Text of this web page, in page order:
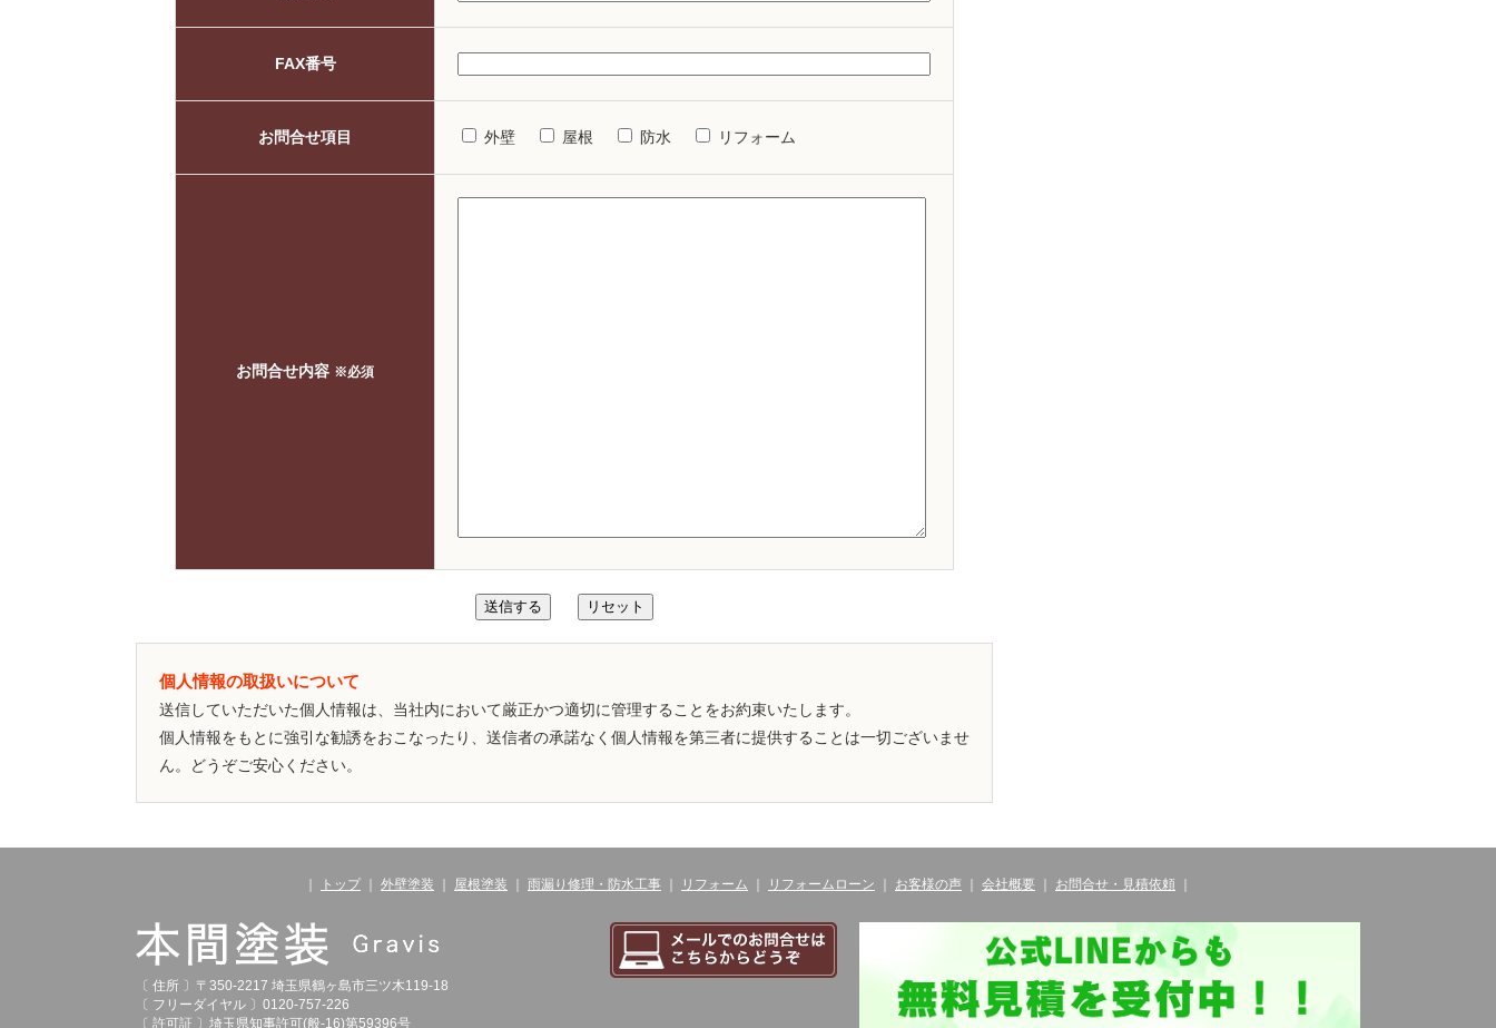
FAX番号
お問合せ項目 外壁 屋根 防水 リフォーム
お問合せ内容 ※必須
個人情報の取扱いについて
送信していただいた個人情報は、当社内において厳正かつ適切に管理することをお約束いたします。
個人情報をもとに強引な勧誘をおこなったり、送信者の承諾なく個人情報を第三者に提供することは一切ございませ
ん。どうぞご安心ください。
トップ 外壁塗装 屋根塗装 雨漏り修理・防水工事 リフォーム リフォームローン お客様の声 会社概要 お問合せ・見積依頼
〔 住所 〕〒350-2217 埼玉県鶴ヶ島市三ツ木119-18
〔 フリーダイヤル 〕0120-757-226
〔 許可証 〕埼玉県知事許可(般-16)第59396号